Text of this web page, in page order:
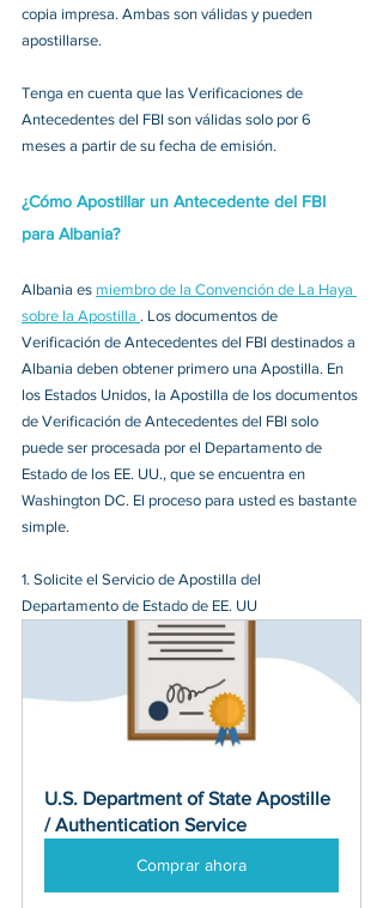
copia impresa. Ambas son válidas y pueden
apostillarse.
Tenga en cuenta que las Verificaciones de
Antecedentes del FBI son válidas solo por 6
meses a partir de su fecha de emisión.
¿Cómo Apostillar un Antecedente del FBI
para Albania?
Albania es miembro de la Convención de La Haya
sobre la Apostilla . Los documentos de
Verificación de Antecedentes del FBI destinados a
Albania deben obtener primero una Apostilla. En
los Estados Unidos, la Apostilla de los documentos
de Verificación de Antecedentes del FBI solo
puede ser procesada por el Departamento de
Estado de los EE. UU., que se encuentra en
Washington DC. El proceso para usted es bastante
simple.
1. Solicite el Servicio de Apostilla del
Departamento de Estado de EE. UU
U.S. Department of State Apostille
/ Authentication Service
Comprar ahora